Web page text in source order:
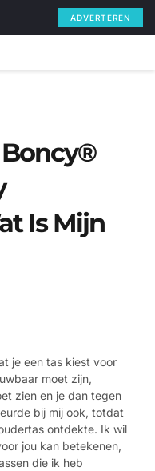
ADVERTEREN
Is Mijn
je een tas kiest voor
moet zijn,
zien en je dan tegen
bij mij ook, totdat
ontdekte. Ik wil
jou kan betekenen,
die ik heb